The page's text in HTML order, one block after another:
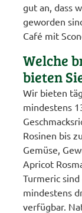
gut an, dass
geworden
Café mit
Welche
bieten
Wir bieten
mindestens
Rosinen bis
Gemüse,
Apricot
Turmeric
mindestens
verfügbar.